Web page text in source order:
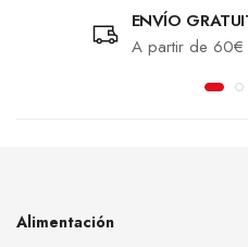
ENVÍO
A partir de 60€
Alimentación